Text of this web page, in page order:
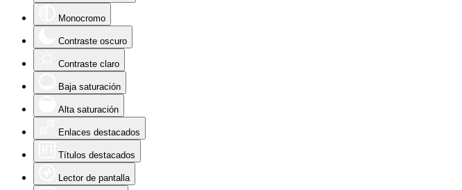
Monocromo
Contraste oscuro
Contraste claro
Baja saturación
Alta saturación
Enlaces destacados
Títulos destacados
Lector de pantalla